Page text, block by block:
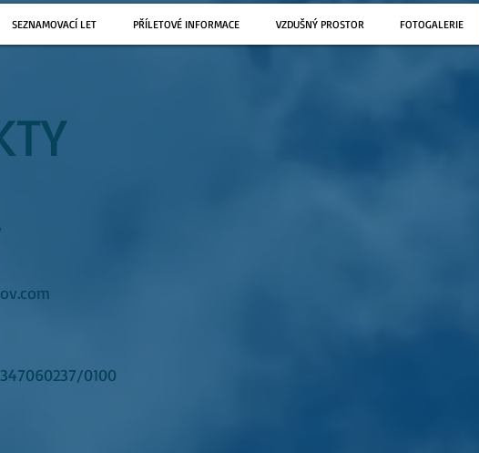
SEZNAMOVACÍ LET PŘÍLETOVÉ INFORMACE VZDUŠNÝ PROSTOR FOTOGALERIE
0100